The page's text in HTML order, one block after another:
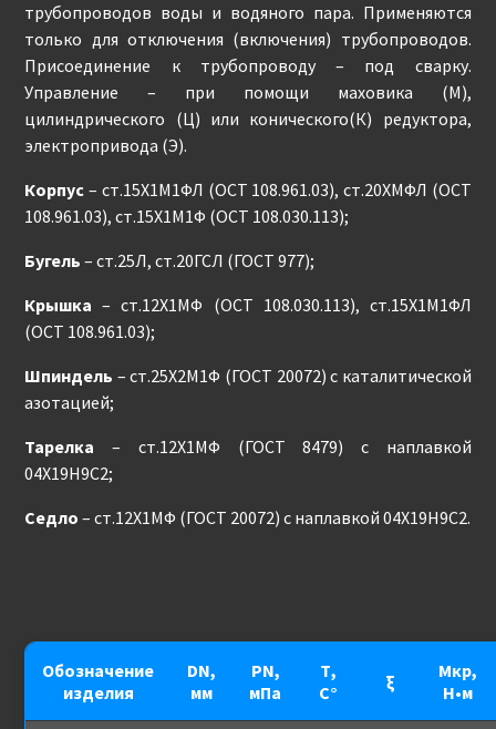
трубопроводов воды и водяного пара. Применяются
только для отключения (включения) трубопроводов.
Присоединение к трубопроводу – под сварку.
Управление – при помощи маховика (М),
цилиндрического (Ц) или конического(К) редуктора,
электропривода (Э).
Корпус – ст.15Х1М1ФЛ (ОСТ 108.961.03), ст.20ХМФЛ (ОСТ
108.961.03), ст.15Х1М1Ф (ОСТ 108.030.113);
Бугель – ст.25Л, ст.20ГСЛ (ГОСТ 977);
Крышка – ст.12Х1МФ (ОСТ 108.030.113), ст.15Х1М1ФЛ
(ОСТ 108.961.03);
Шпиндель – ст.25Х2М1Ф (ГОСТ 20072) с каталитической
азотацией;
Тарелка – ст.12Х1МФ (ГОСТ 8479) с наплавкой
04Х19Н9С2;
Седло – ст.12Х1МФ (ГОСТ 20072) с наплавкой 04Х19Н9С2.
Обозначение
изделия
DN,
мм
PN,
мПа
Т,
С°
ξ
Мкр,
Н•м